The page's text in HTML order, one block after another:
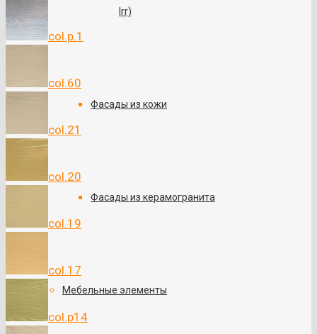
Irr)
Фасады из кожи
Фасады из керамогранита
Мебельные элементы
col.p.1
col.60
col.21
col.20
col.19
col.17
col.p14